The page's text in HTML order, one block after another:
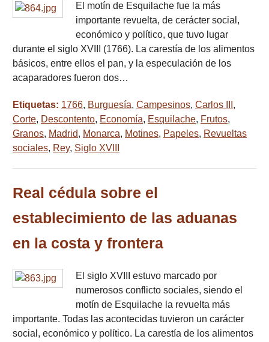
El motín de Esquilache fue la más
importante revuelta, de cerácter social,
económico y político, que tuvo lugar
durante el siglo XVIII (1766). La carestía de los alimentos
básicos, entre ellos el pan, y la especulación de los
acaparadores fueron dos…
Etiquetas: 1766, Burguesía, Campesinos, Carlos III ,
Corte, Descontento, Economía, Esquilache, Frutos,
Granos, Madrid, Monarca, Motines, Papeles, Revueltas
sociales, Rey, Siglo XVIII
Real cédula sobre el
establecimiento de las aduanas
en la costa y frontera
El siglo XVIII estuvo marcado por
numerosos conflicto sociales, siendo el
motín de Esquilache la revuelta más
importante. Todas las acontecidas tuvieron un carácter
social, económico y político. La carestía de los alimentos